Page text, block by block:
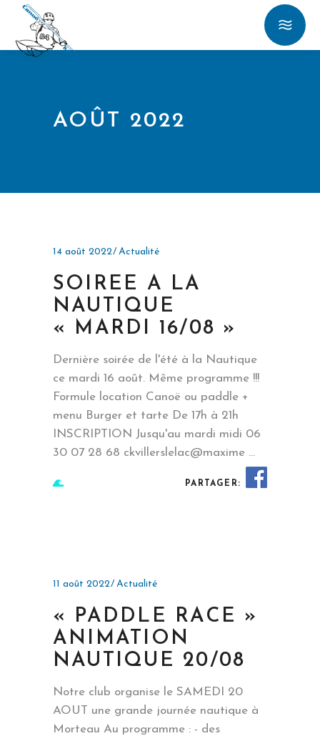
AOÛT 2022
14 août 2022 Actualité
SOIREE A LA
NAUTIQUE
« MARDI 16/08 »
Dernière soirée de l'été à la Nautique
ce mardi 16 août. Même programme !!!
Formule location Canoë ou paddle +
menu Burger et tarte De 17h à 21h
INSCRIPTION Jusqu'au mardi midi 06
30 07 28 68 ckvillerslelac@maxime
PARTAGER:
11 août 2022 Actualité
« PADDLE RACE »
ANIMATION
NAUTIQUE 20/08
Notre club organise le SAMEDI 20
AOUT une grande journée nautique à
Morteau Au programme : - des